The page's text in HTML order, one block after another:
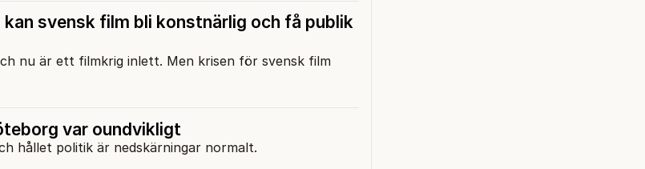
svensk film bli konstnärlig och få publik
nu är ett filmkrig inlett. Men krisen för svensk film
var oundvikligt
hållet politik är nedskärningar normalt.